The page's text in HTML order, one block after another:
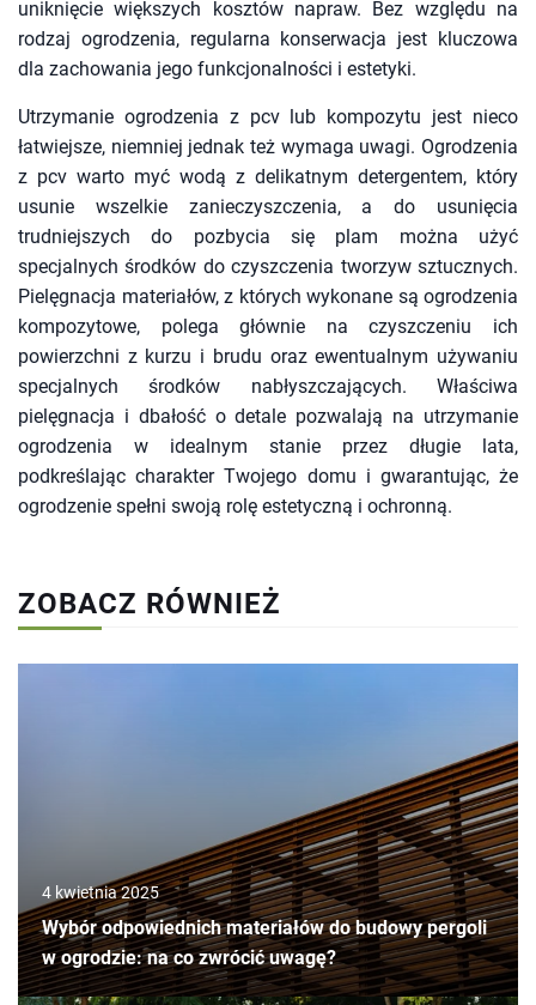
uniknięcie większych kosztów napraw. Bez względu na
rodzaj ogrodzenia, regularna konserwacja jest kluczowa
dla zachowania jego funkcjonalności i estetyki.
Utrzymanie ogrodzenia z pcv lub kompozytu jest nieco
łatwiejsze, niemniej jednak też wymaga uwagi. Ogrodzenia
z pcv warto myć wodą z delikatnym detergentem, który
usunie wszelkie zanieczyszczenia, a do usunięcia
trudniejszych do pozbycia się plam można użyć
specjalnych środków do czyszczenia tworzyw sztucznych.
Pielęgnacja materiałów, z których wykonane są ogrodzenia
kompozytowe, polega głównie na czyszczeniu ich
powierzchni z kurzu i brudu oraz ewentualnym używaniu
specjalnych środków nabłyszczających. Właściwa
pielęgnacja i dbałość o detale pozwalają na utrzymanie
ogrodzenia w idealnym stanie przez długie lata,
podkreślając charakter Twojego domu i gwarantując, że
ogrodzenie spełni swoją rolę estetyczną i ochronną.
ZOBACZ RÓWNIEŻ
4 kwietnia 2025
Wybór odpowiednich materiałów do budowy pergoli
w ogrodzie: na co zwrócić uwagę?